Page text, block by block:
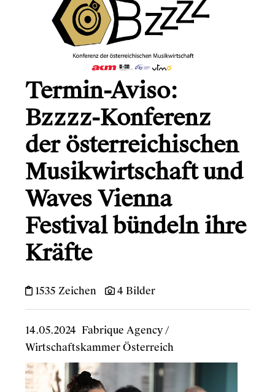
Termin-Aviso:
Bzzzz-Konferenz
der österreichischen
Musikwirtschaft und
Waves Vienna
Festival bündeln ihre
Kräfte
1535 Zeichen 4 Bilder
14.05.2024 Fabrique Agency/
Wirtschaftskammer Österreich